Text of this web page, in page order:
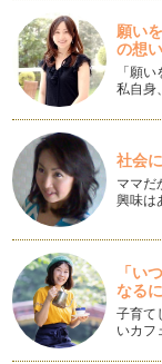
ピアノの楽しみ方
ピアノを弾くとい
ね。 …
ピアノの楽しみ方
例えば、ピアノレ
な人柄の人で、
ピアノの楽しみ方
レッスンのスタイ
ていきます。今
ピアノの楽しみ方
ピアノの学び方と
方が違うかとは思
願い
の想
「願
私自身
社会
ママだ
興味は
「い
なる
子育て
いカフ